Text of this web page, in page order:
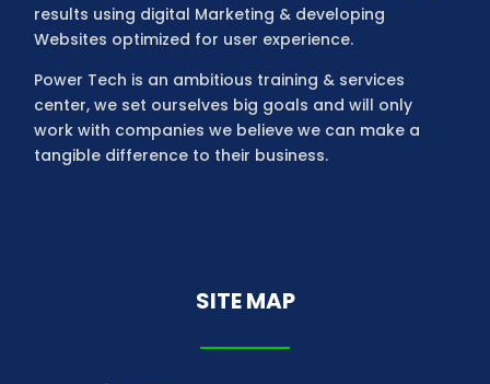
results using digital Marketing & developing
Websites optimized for user experience.
Power Tech is an ambitious training & services
center, we set ourselves big goals and will only
work with companies we believe we can make a
tangible difference to their business.
SITE MAP